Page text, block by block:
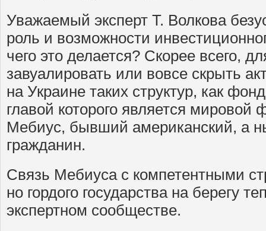
Уважаемый эксперт Т. Волкова
роль и возможности
чего это делается? Скорее всего,
завуалировать или вовсе скрыть
на Украине таких структур, как
главой которого является мировой
Мебиус, бывший американский, а
гражданин.
Связь Мебиуса с компетентными
но гордого государства на берегу
экспертном сообществе.